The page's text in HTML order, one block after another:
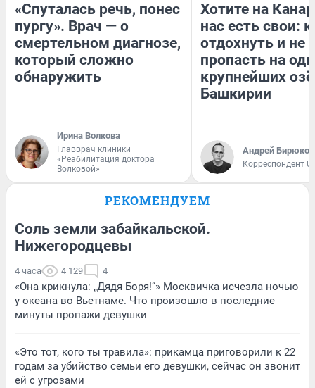
«Спуталась речь, понес
пургу». Врач — о
смертельном диагнозе,
который сложно
обнаружить
Ирина Волкова
Главврач клиники
«Реабилитация доктора
Волковой»
Хотите на
нас есть свои:
отдохнуть и не
пропасть на
крупнейших
Башкирии
Андрей Бирюков
Корреспондент
РЕКОМЕНДУЕМ
Соль земли забайкальской.
Нижегородцевы
4 часа 4 129 4
«Она крикнула: „Дядя Боря!“» Москвичка исчезла ночью
у океана во Вьетнаме. Что произошло в последние
минуты пропажи девушки
«Это тот, кого ты травила»: прикамца приговорили к 22
годам за убийство семьи его девушки, сейчас он звонит
ей с угрозами